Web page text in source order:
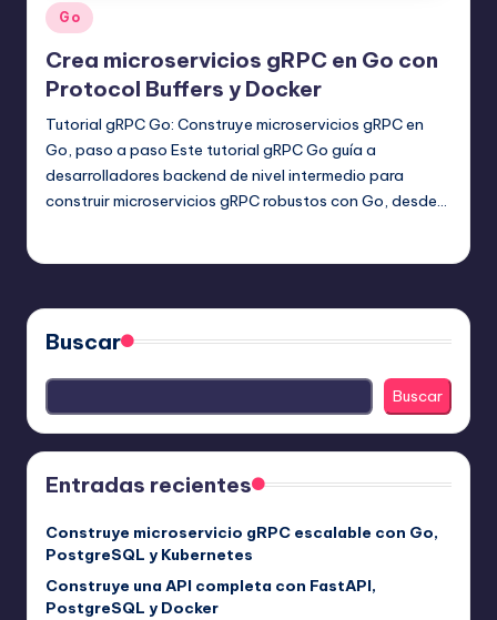
Publicado
en
Go
Crea microservicios gRPC en Go con
Protocol Buffers y Docker
Tutorial gRPC Go: Construye microservicios gRPC en
Go, paso a paso Este tutorial gRPC Go guía a
desarrolladores backend de nivel intermedio para
construir microservicios gRPC robustos con Go, desde…
Buscar
Buscar
Entradas recientes
Construye microservicio gRPC escalable con Go,
PostgreSQL y Kubernetes
Construye una API completa con FastAPI,
PostgreSQL y Docker